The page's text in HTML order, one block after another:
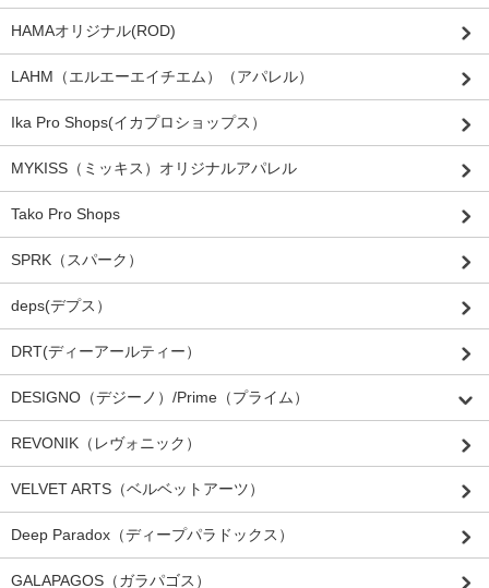
HAMAオリジナル(ROD)
LAHM（エルエーエイチエム）（アパレル）
Ika Pro Shops(イカプロショップス）
MYKISS（ミッキス）オリジナルアパレル
Tako Pro Shops
SPRK（スパーク）
deps(デプス）
DRT(ディーアールティー）
DESIGNO（デジーノ）/Prime（プライム）
REVONIK（レヴォニック）
VELVET ARTS（ベルベットアーツ）
Deep Paradox（ディープパラドックス）
GALAPAGOS（ガラパゴス）